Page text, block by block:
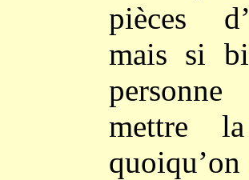
pièces
mais si
mettre